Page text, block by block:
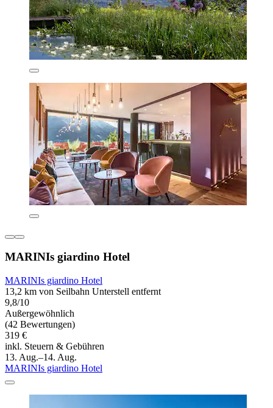
MARINIs giardino Hotel
MARINIs giardino Hotel
13,2 km von Seilbahn Unterstell entfernt
9,8/10
Außergewöhnlich
(42 Bewertungen)
319 €
inkl. Steuern & Gebühren
13. Aug.–14. Aug.
MARINIs giardino Hotel